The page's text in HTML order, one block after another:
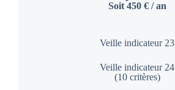
Soit 450 € / an
Veille indicateur 23
Veille indicateur 24
(10 critères)